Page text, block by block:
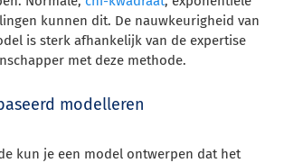
kunnen dit. De nauwkeurigheid van
is sterk afhankelijk van de expertise
met deze methode.
modelleren
kun je een model ontwerpen dat het